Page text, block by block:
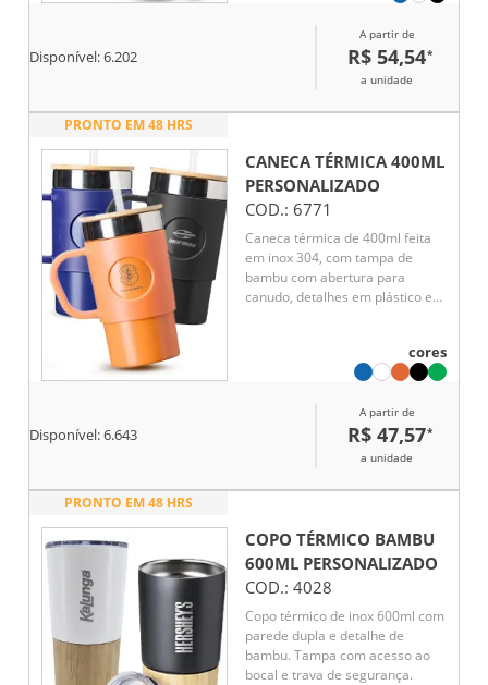
Disponível:6.202
A partir de
R$ 54,54*
a unidade
PRONTO EM 48 HRS
CANECA TÉRMICA 400ML
PERSONALIZADO
COD.: 6771
Caneca térmica de 400ml feita
em inox 304, com tampa de
bambu com abertura para
canudo, detalhes em plástico e
temperatura ideal, seja quente
resistência para o dia a dia.
cores
Disponível:6.643
A partir de
R$ 47,57*
a unidade
PRONTO EM 48 HRS
COPO TÉRMICO BAMBU
600ML PERSONALIZADO
COD.: 4028
Copo térmico de inox 600ml com
parede dupla e detalhe de
bambu. Tampa com acesso ao
bocal e trava de segurança.